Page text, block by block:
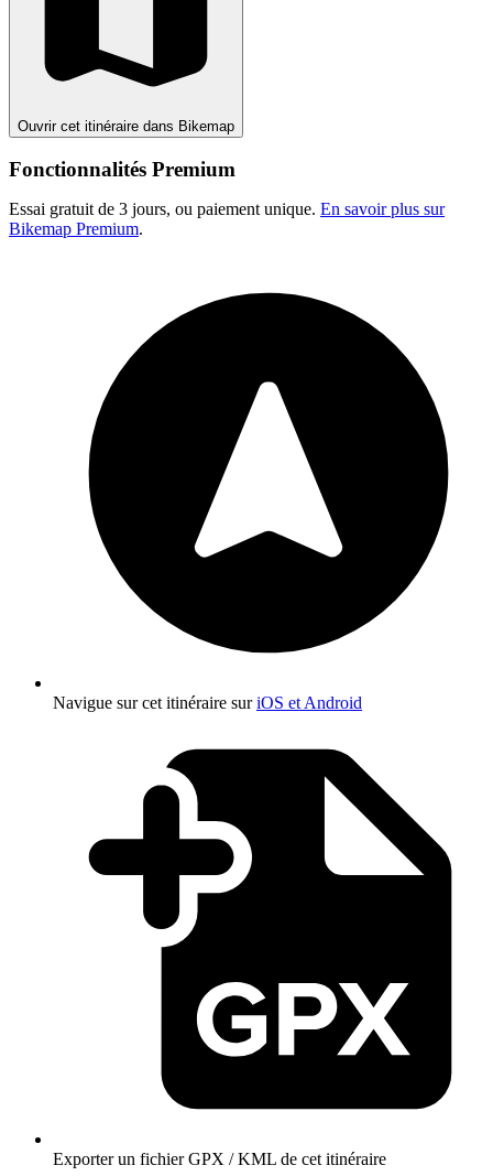
Ouvrir cet itinéraire dans Bikemap
Fonctionnalités Premium
Essai gratuit de 3 jours, ou paiement unique. En savoir plus sur
Bikemap Premium.
Navigue sur cet itinéraire suriOS et Android
Exporter un fichier GPX / KML de cet itinéraire